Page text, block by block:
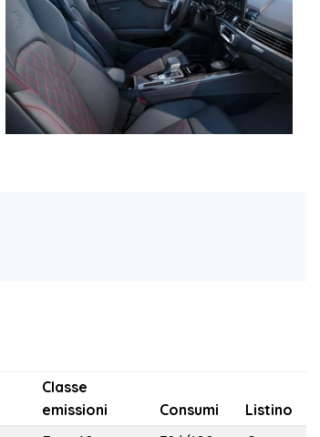
Classe
emissioni
Consumi
Listino